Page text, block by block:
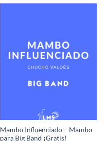
Mambo Influenciado – Mambo
para Big Band ¡Gratis!